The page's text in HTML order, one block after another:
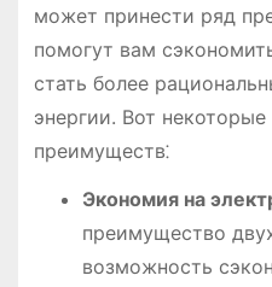
может принести ряд
помогут вам
стать более
энергии. Вот
преимуществ⁚
Экономия на
преимущество
возможность